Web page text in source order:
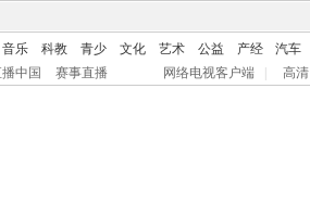
音乐 科教 青少 文化 艺术 公益 产经 汽车
中国
赛事直播 网络电视客户端 高清